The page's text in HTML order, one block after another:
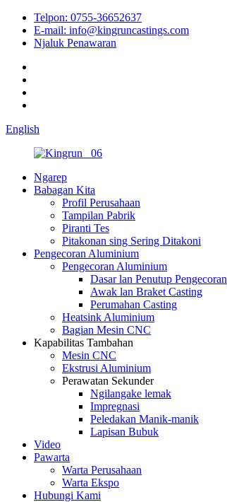
Telpon: 0755-36652637
E-mail: info@kingruncastings.com
Njaluk Penawaran
English
Ngarep
Babagan Kita
Profil Perusahaan
Tampilan Pabrik
Piranti Tes
Pitakonan sing Sering Ditakoni
Pengecoran Aluminium
Pengecoran Aluminium
Dasar lan Penutup Pengecoran
Awak lan Braket Casting
Perumahan Casting
Heatsink Aluminium
Bagian Mesin CNC
Kapabilitas Tambahan
Mesin CNC
Ekstrusi Aluminium
Perawatan Sekunder
Ngilangake lemak
Impregnasi
Peledakan Manik-manik
Lapisan Bubuk
Video
Pawarta
Warta Perusahaan
Warta Ekspo
Hubungi Kami